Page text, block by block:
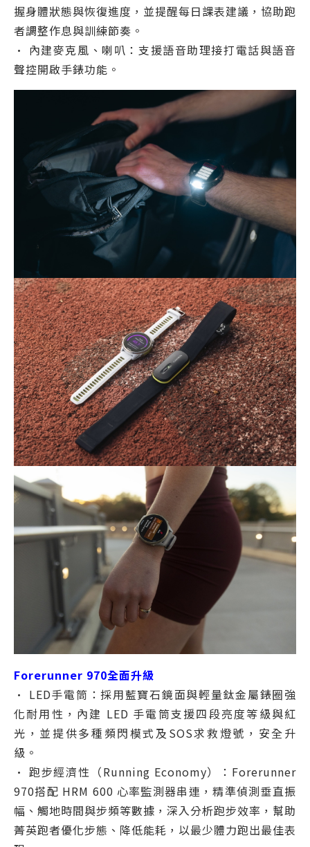
握身體狀態與恢復進度，並提醒每日課表建議，協助跑
者調整作息與訓練節奏。
• 內建麥克風、喇叭：支援語音助理接打電話與語音
聲控開啟手錶功能。
Forerunner 970全面升級
• LED手電筒：採用藍寶石鏡面與輕量鈦金屬錶圈強
化耐用性，內建 LED 手電筒支援四段亮度等級與紅
光，並提供多種頻閃模式及SOS求救燈號，安全升
級。
• 跑步經濟性（Running Economy）：Forerunner
970搭配 HRM 600 心率監測器串連，精準偵測垂直振
幅、觸地時間與步頻等數據，深入分析跑步效率，幫助
菁英跑者優化步態、降低能耗，以最少體力跑出最佳表